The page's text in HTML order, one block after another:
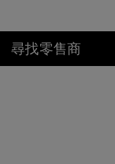
尋找零售商